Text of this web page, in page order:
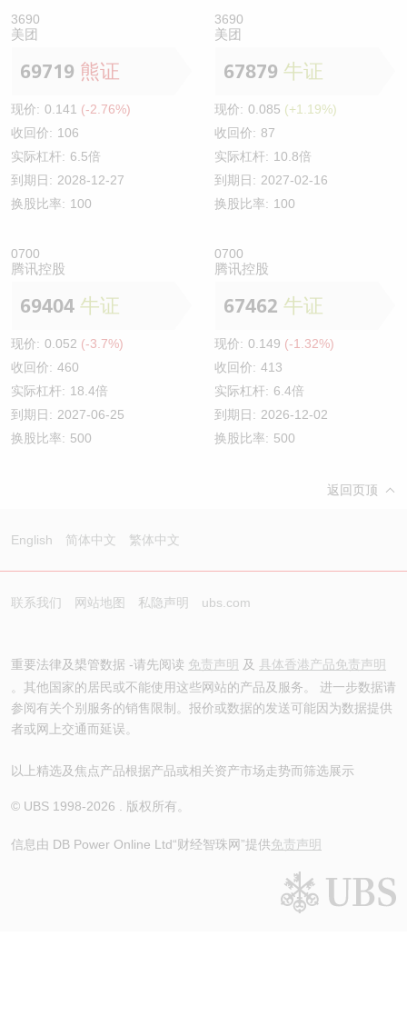
3690
美团
69719 熊证
现价: 0.141 (-2.76%)
收回价: 106
实际杠杆: 6.5倍
到期日: 2028-12-27
换股比率: 100
3690
美团
67879 牛证
现价: 0.085 (+1.19%)
收回价: 87
实际杠杆: 10.8倍
到期日: 2027-02-16
换股比率: 100
0700
腾讯控股
69404 牛证
现价: 0.052 (-3.7%)
收回价: 460
实际杠杆: 18.4倍
到期日: 2027-06-25
换股比率: 500
0700
腾讯控股
67462 牛证
现价: 0.149 (-1.32%)
收回价: 413
实际杠杆: 6.4倍
到期日: 2026-12-02
换股比率: 500
返回页顶
English 简体中文 繁体中文
联系我们 网站地图 私隐声明 ubs.com
重要法律及槼管数据 -请先阅读 免责声明 及 具体香港产品免责声明
。其他国家的居民或不能使用这些网站的产品及服务。 进一步数据请
参阅有关个别服务的销售限制。报价或数据的发送可能因为数据提供
者或网上交通而延误。
以上精选及焦点产品根据产品或相关资产市场走势而筛选展示
© UBS 1998-2026 . 版权所有。
信息由 DB Power Online Ltd“财经智珠网”提供免责声明